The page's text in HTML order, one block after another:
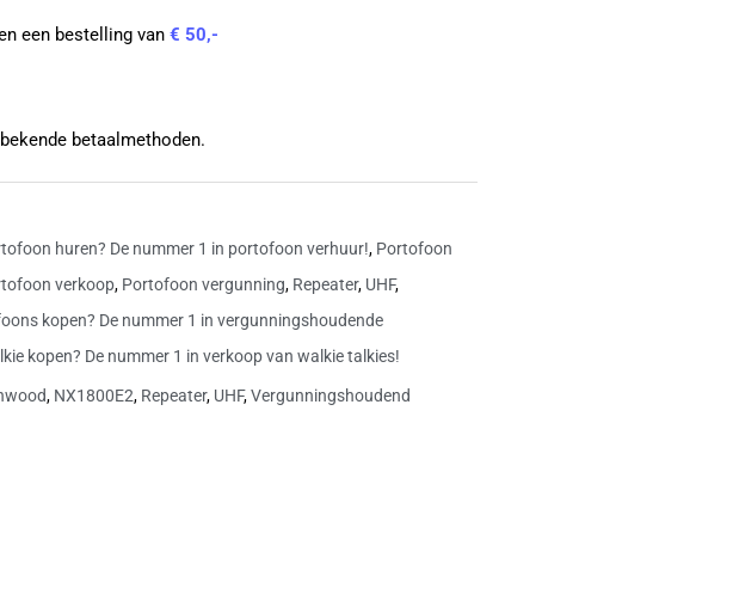
een bestelling van€ 50,-
betaalmethoden.
huren? De nummer 1 in portofoon verhuur!, Portofoon
verkoop, Portofoon vergunning, Repeater, UHF,
kopen? De nummer 1 in vergunningshoudende
kopen? De nummer 1 in verkoop van walkie talkies!
, NX1800E2, Repeater, UHF,Vergunningshoudend